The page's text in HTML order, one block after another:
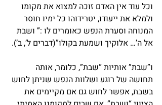
וכל עוד אין האדם זוכה למצוא את מקומו
ולמלא את ייעודו, יטרידוהו כל ימיו חוסר
המנוחה וסערת הנפש כאומרים לו :” ושבת
אל ה’… אלוקיך ושמעת בקולו”(דברים ל’, ב’).
ו”שבת” אותיות “שבת”, כלומר, אותה
תחושה של רוגע ושלוות הנפש שניתן לחוש
בשבת, אפשר לחוש גם אם מקיימים את